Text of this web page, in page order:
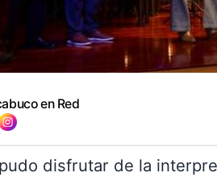
en Red
disfrutar de la